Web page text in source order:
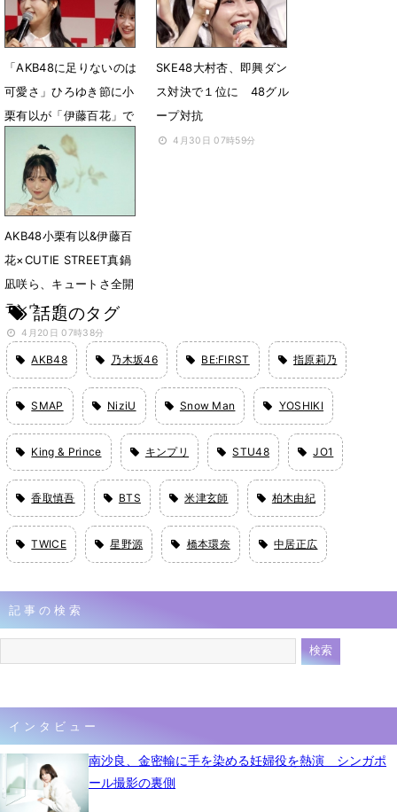
「AKB48に足りないのは
可愛さ」ひろゆき節に小
栗有以が「伊藤百花」で
対抗「います！」
4月30日 08時12分
SKE48大村杏、即興ダン
ス対決で１位に 48グル
ープ対抗
4月30日 07時59分
AKB48小栗有以&伊藤百
花×CUTIE STREET真鍋
凪咲ら、キュートさ全開
ランウェイ
4月20日 07時38分
話題のタグ
AKB48 乃木坂46 BE:FIRST 指原莉乃
SMAP NiziU Snow Man YOSHIKI
King & Prince キンプリ STU48 JO1
香取慎吾 BTS 米津玄師 柏木由紀
TWICE 星野源 橋本環奈 中居正広
記事の検索
インタビュー
南沙良、金密輸に手を染める妊婦役を熱演 シンガポ
ール撮影の裏側